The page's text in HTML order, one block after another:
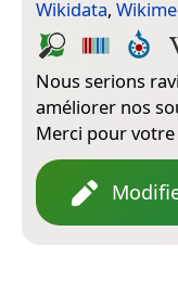
Wikidata,
Nous serions
améliorer nos
Merci pour